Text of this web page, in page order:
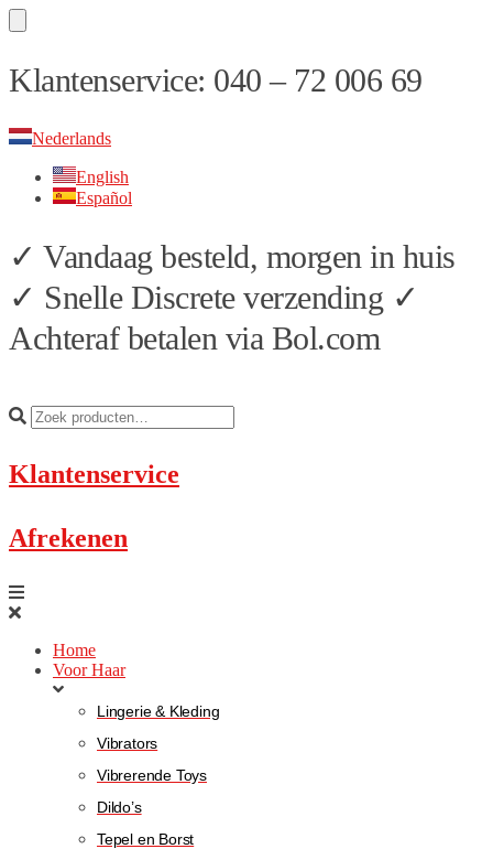
Skip
to
Skip
to
Klantenservice: 040 – 72 006 69
Nederlands
English
Español
✓ Vandaag besteld, morgen in huis
✓ Snelle Discrete verzending ✓
Achteraf betalen via Bol.com
Klantenservice
Afrekenen
Home
Voor Haar
Lingerie & Kleding
Vibrators
Vibrerende Toys
Dildo’s
Tepel en Borst